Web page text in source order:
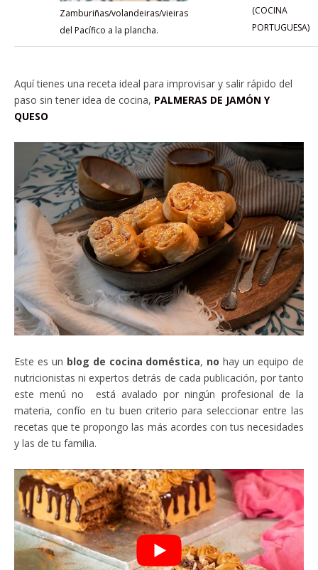
Zamburiñas/volandeiras/vieiras
del Pacífico a la plancha.
(COCINA
PORTUGUESA)
Aquí tienes una receta ideal para improvisar y salir rápido del
paso sin tener idea de cocina, PALMERAS DE JAMÓN Y
QUESO
Este es un blog de cocina doméstica, no hay un equipo de
nutricionistas ni expertos detrás de cada publicación, por tanto
este menú no está avalado por ningún profesional de la
materia, confío en tu buen criterio para seleccionar entre las
recetas que te propongo las más acordes con tus necesidades
y las de tu familia.